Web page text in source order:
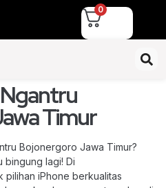
0
Timur
Bojonergoro Jawa Timur?
bingung lagi! Di
pilihan iPhone berkualitas